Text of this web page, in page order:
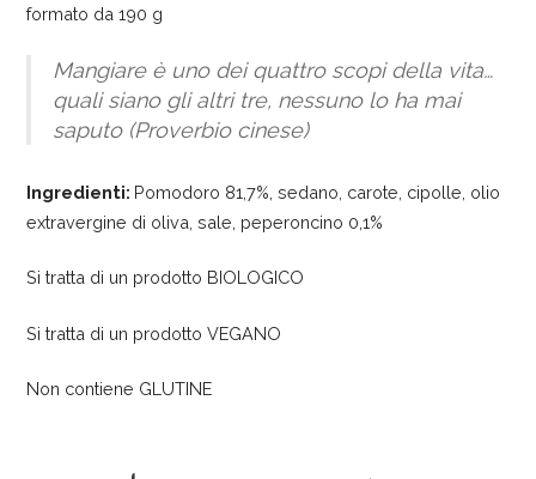
formato da 190 g
Mangiare è uno dei quattro scopi della vita…
quali siano gli altri tre, nessuno lo ha mai
saputo (Proverbio cinese)
Ingredienti: Pomodoro 81,7%, sedano, carote, cipolle, olio
extravergine di oliva, sale, peperoncino 0,1%
Si tratta di un prodotto BIOLOGICO
Si tratta di un prodotto VEGANO
Non contiene GLUTINE